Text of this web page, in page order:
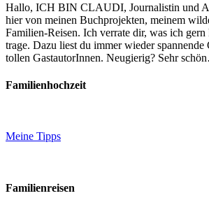
Hallo, ICH BIN CLAUDI, Journalistin und
hier von meinen Buchprojekten, meinem
Familien-Reisen. Ich verrate dir, was ich gern
trage. Dazu liest du immer wieder spannende
tollen GastautorInnen. Neugierig? Sehr
Familienhochzeit
Meine Tipps
Familienreisen